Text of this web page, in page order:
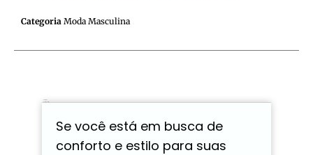
Categoria Moda Masculina
Se você está em busca de
conforto e estilo para suas